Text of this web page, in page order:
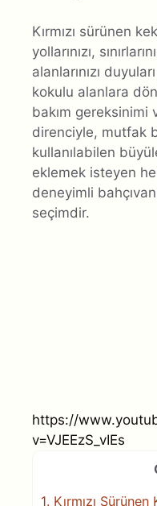
Kırmızı sürünen
yollarınızı,
alanlarınızı
kokulu alanlara
bakım gereksinimi
direnciyle, mutfak
kullanılabilen
eklemek isteyen
deneyimli
seçimdir.
https://
v=VJEEzS_vIEs
1. Kırmızı